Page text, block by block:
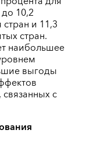
10,2
и 11,3
стран.
наибольшее
выгоды
с